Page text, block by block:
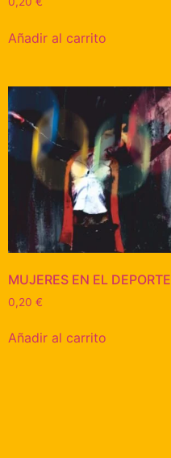
Añadir al carrito
MUJERES EN EL DEPORTE
0,20 €
Añadir al carrito